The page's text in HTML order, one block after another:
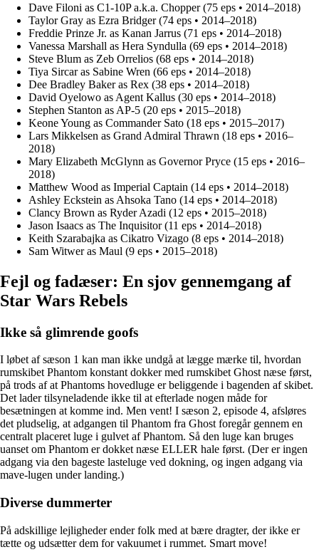
Dave Filoni as C1-10P a.k.a. Chopper (75 eps • 2014–2018)
Taylor Gray as Ezra Bridger (74 eps • 2014–2018)
Freddie Prinze Jr. as Kanan Jarrus (71 eps • 2014–2018)
Vanessa Marshall as Hera Syndulla (69 eps • 2014–2018)
Steve Blum as Zeb Orrelios (68 eps • 2014–2018)
Tiya Sircar as Sabine Wren (66 eps • 2014–2018)
Dee Bradley Baker as Rex (38 eps • 2014–2018)
David Oyelowo as Agent Kallus (30 eps • 2014–2018)
Stephen Stanton as AP-5 (20 eps • 2015–2018)
Keone Young as Commander Sato (18 eps • 2015–2017)
Lars Mikkelsen as Grand Admiral Thrawn (18 eps • 2016–
2018)
Mary Elizabeth McGlynn as Governor Pryce (15 eps • 2016–
2018)
Matthew Wood as Imperial Captain (14 eps • 2014–2018)
Ashley Eckstein as Ahsoka Tano (14 eps • 2014–2018)
Clancy Brown as Ryder Azadi (12 eps • 2015–2018)
Jason Isaacs as The Inquisitor (11 eps • 2014–2018)
Keith Szarabajka as Cikatro Vizago (8 eps • 2014–2018)
Sam Witwer as Maul (9 eps • 2015–2018)
Fejl og fadæser: En sjov gennemgang af
Star Wars Rebels
Ikke så glimrende goofs
I løbet af sæson 1 kan man ikke undgå at lægge mærke til, hvordan
rumskibet Phantom konstant dokker med rumskibet Ghost næse først,
på trods af at Phantoms hovedluge er beliggende i bagenden af skibet.
Det lader tilsyneladende ikke til at efterlade nogen måde for
besætningen at komme ind. Men vent! I sæson 2, episode 4, afsløres
det pludselig, at adgangen til Phantom fra Ghost foregår gennem en
centralt placeret luge i gulvet af Phantom. Så den luge kan bruges
uanset om Phantom er dokket næse ELLER hale først. (Der er ingen
adgang via den bageste lasteluge ved dokning, og ingen adgang via
mave-lugen under landing.)
Diverse dummerter
På adskillige lejligheder ender folk med at bære dragter, der ikke er
tætte og udsætter dem for vakuumet i rummet. Smart move!